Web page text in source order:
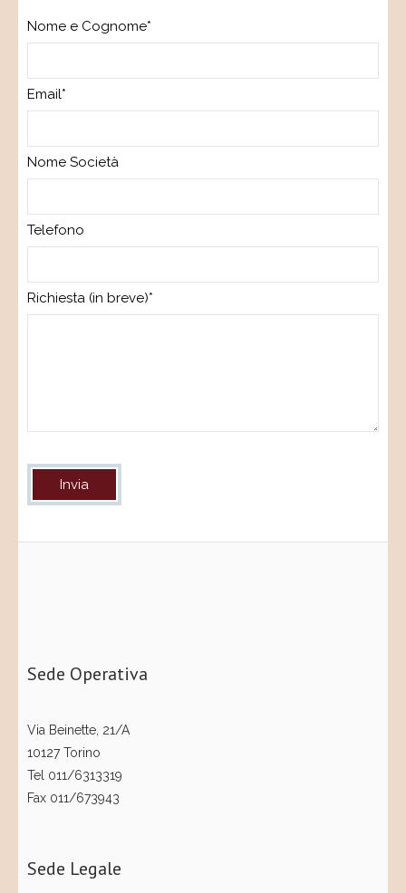
Nome e Cognome*
Email*
Nome Società
Telefono
Richiesta (in breve)*
Sede Operativa
Via Beinette, 21/A
10127 Torino
Tel 011/6313319
Fax 011/673943
Sede Legale